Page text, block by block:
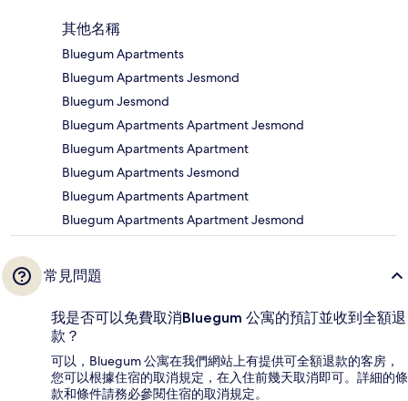
其他名稱
Bluegum Apartments
Bluegum Apartments Jesmond
Bluegum Jesmond
Bluegum Apartments Apartment Jesmond
Bluegum Apartments Apartment
Bluegum Apartments Jesmond
Bluegum Apartments Apartment
Bluegum Apartments Apartment Jesmond
常見問題
我是否可以免費取消Bluegum 公寓的預訂並收到全額退
款？
可以，Bluegum 公寓在我們網站上有提供可全額退款的客房，
您可以根據住宿的取消規定，在入住前幾天取消即可。詳細的條
款和條件請務必參閱住宿的取消規定。